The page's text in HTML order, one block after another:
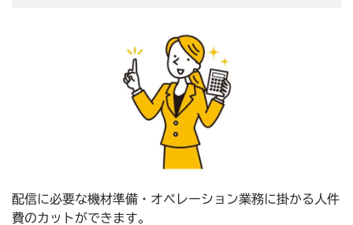
配信に必要な機材準備・オペレーション業務に掛かる人件
費のカットができます。